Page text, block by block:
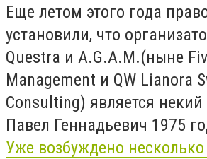
Еще летом этого года
установили, что
Questra и A.G.A.M.(ныне
Management и QW Lianora
Consulting) является
Павел Геннадьевич 1975
Уже возбуждено